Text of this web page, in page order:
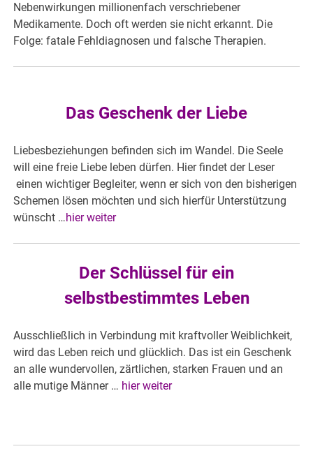
Nebenwirkungen millionenfach verschriebener
Medikamente. Doch oft werden sie nicht erkannt. Die
Folge: fatale Fehldiagnosen und falsche Therapien.
Das Geschenk der Liebe
Liebesbeziehungen befinden sich im Wandel. Die Seele
will eine freie Liebe leben dürfen. Hier findet der Leser
einen wichtiger Begleiter, wenn er sich von den bisherigen
Schemen lösen möchten und sich hierfür Unterstützung
wünscht …hier weiter
Der Schlüssel für ein
selbstbestimmtes Leben
Ausschließlich in Verbindung mit kraftvoller Weiblichkeit,
wird das Leben reich und glücklich. Das ist ein Geschenk
an alle wundervollen, zärtlichen, starken Frauen und an
alle mutige Männer … hier weiter